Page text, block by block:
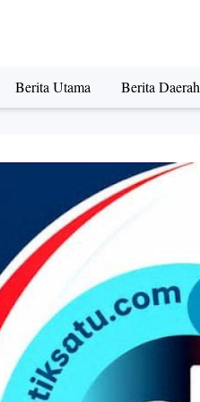
Berita Utama Berita Daerah